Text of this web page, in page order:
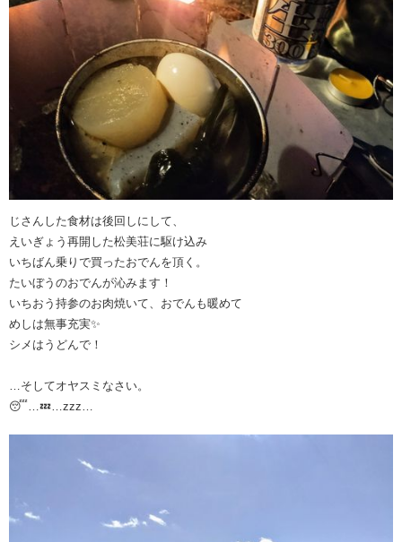
じさんした食材は後回しにして、
えいぎょう再開した松美荘に駆け込み
いちばん乗りで買ったおでんを頂く。
たいぼうのおでんが沁みます！
いちおう持参のお肉焼いて、おでんも暖めて
めしは無事充実✨
シメはうどんで！
…そしてオヤスミなさい。
😴…💤…zzz…